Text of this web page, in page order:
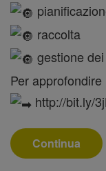
raccolta
gestione
Per
http://bit.ly/
Continua